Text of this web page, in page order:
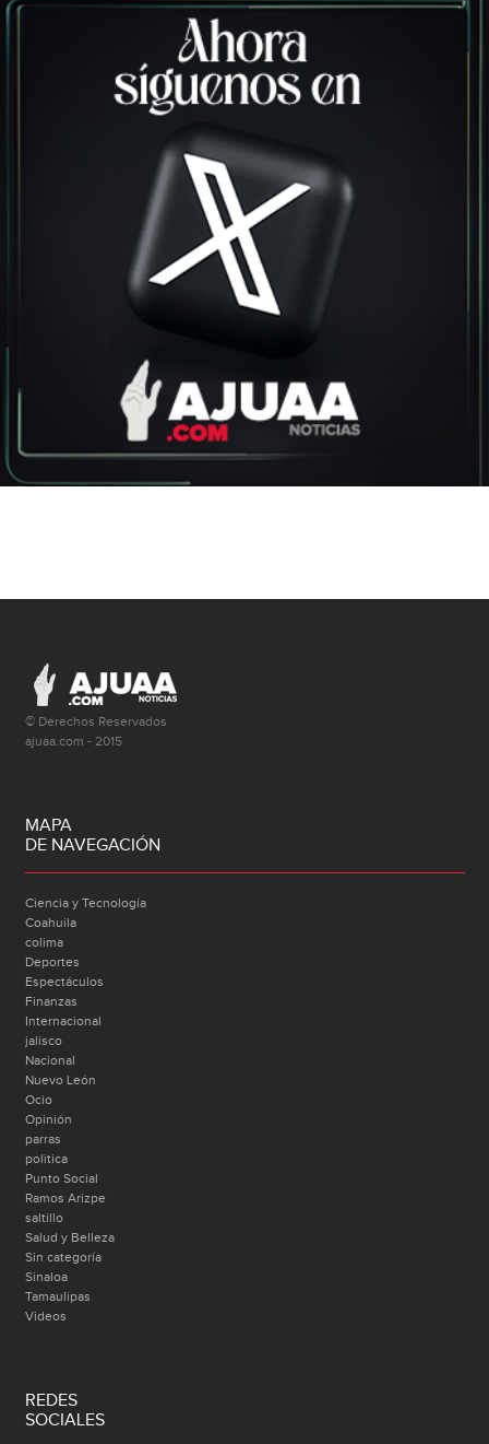
© Derechos Reservados
ajuaa.com - 2015
MAPA
DE NAVEGACIÓN
Ciencia y Tecnología
Coahuila
colima
Deportes
Espectáculos
Finanzas
Internacional
jalisco
Nacional
Nuevo León
Ocio
Opinión
parras
politica
Punto Social
Ramos Arizpe
saltillo
Salud y Belleza
Sin categoría
Sinaloa
Tamaulipas
Videos
REDES
SOCIALES